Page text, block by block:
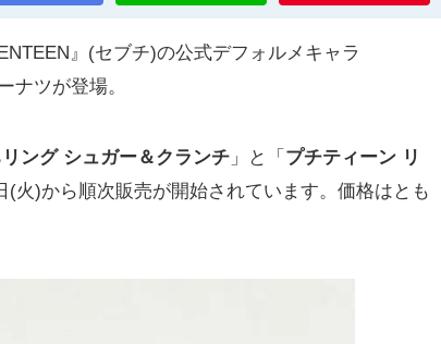
』(セブチ)の公式デフォルメキャラ
ナツが登場。
ング シュガー＆クランチ 」と「 プチティーン リ
(火)から順次販売が開始されています。価格はとも